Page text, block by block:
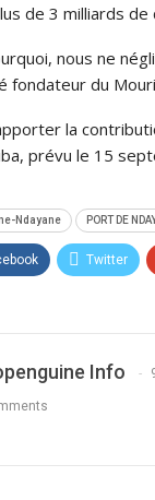
de 3 milliards de
nous ne
du
la
prévu le 15
Ndayane PORT DE
Twitter
Info